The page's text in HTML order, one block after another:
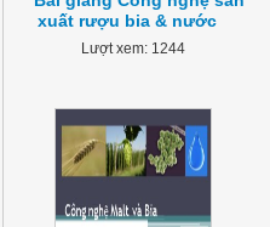
xuất rượu bia & nước
Lượt xem: 1244